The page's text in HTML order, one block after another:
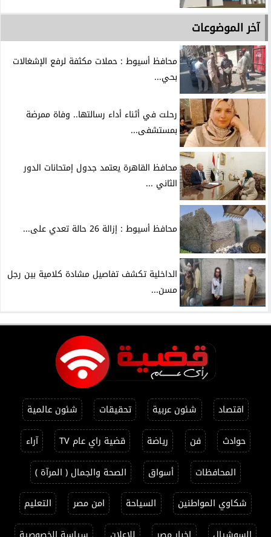
آخر الموضوعات
محافظ أسيوط : حملات مكثفة لرفع الإشغالات
بحي...
رحلت في أثناء أداء رسالتها.. وفاة ممرضة
بمستشفى...
محافظ القاهرة يعتمد جدول إمتحانات الدور
الثاني ...
محافظ أسيوط : إزالة 26 حالة تعدي على...
الداخلية تكشف تفاصيل مشادة كلامية بين رجل
مسن...
اقتصاد شئون عربية تحقيقات
شئون عالمية
حوادث
فن رياضة قضية راي عام TV
آراء
المحافظات
أسواق
الصحة والجمال ( المرآة )
شكاوي المواطنين
السياحة امن مصر
التعليم